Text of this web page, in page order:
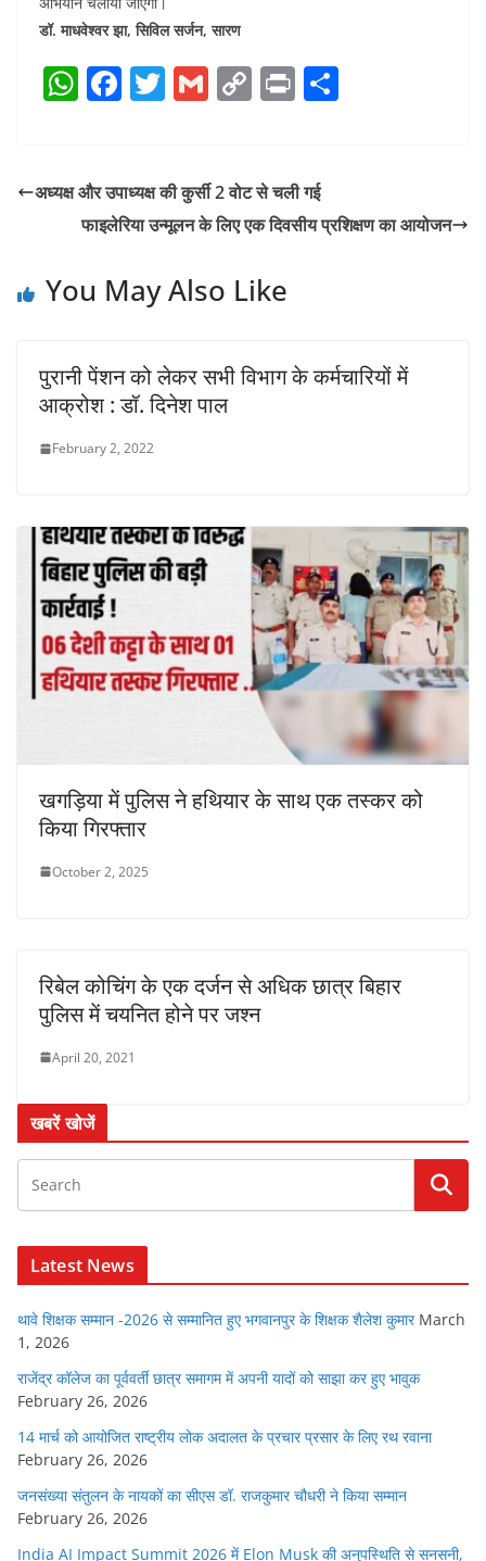
डॉ. माधवेश्वर झा, सिविल सर्जन, सारण
W
s
A
p
F
e
b
o
T
er
G
l
C
y
Li
k
Pr
अध्यक्ष और उपाध्यक्ष की कुर्सी 2 वोट से चली गई
फाइलेरिया उन्मूलन के लिए एक दिवसीय प्रशिक्षण का आयोजन
You May Also Like
पुरानी पेंशन को लेकर सभी विभाग के कर्मचारियों में
आक्रोश : डॉ. दिनेश पाल
February 2, 2022
खगड़िया में पुलिस ने हथियार के साथ एक तस्कर को
किया गिरफ्तार
October 2, 2025
रिबेल कोचिंग के एक दर्जन से अधिक छात्र बिहार
पुलिस में चयनित होने पर जश्न
April 20, 2021
खबरें खोजें
Latest News
थावे शिक्षक सम्मान -2026 से सम्मानित हुए भगवानपुर के शिक्षक शैलेश कुमार March
1, 2026
राजेंद्र कॉलेज का पूर्ववर्ती छात्र समागम में अपनी यादों को साझा कर हुए भावुक
February 26, 2026
14 मार्च को आयोजित राष्ट्रीय लोक अदालत के प्रचार प्रसार के लिए रथ रवाना
February 26, 2026
जनसंख्या संतुलन के नायकों का सीएस डॉ. राजकुमार चौधरी ने किया सम्मान
February 26, 2026
India AI Impact Summit 2026 में Elon Musk की अनुपस्थिति से सनसनी,